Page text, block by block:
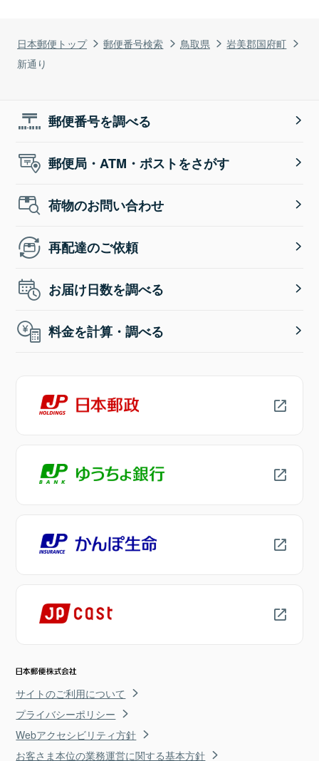
日本郵便トップ 郵便番号検索 鳥取県
岩美郡国府町
新通り
郵便番号を調べる
郵便局・ATM・ポストをさがす
荷物のお問い合わせ
再配達のご依頼
お届け日数を調べる
料金を計算・調べる
サイトのご利用について
プライバシーポリシー
Webアクセシビリティ方針
お客さま本位の業務運営に関する基本方針